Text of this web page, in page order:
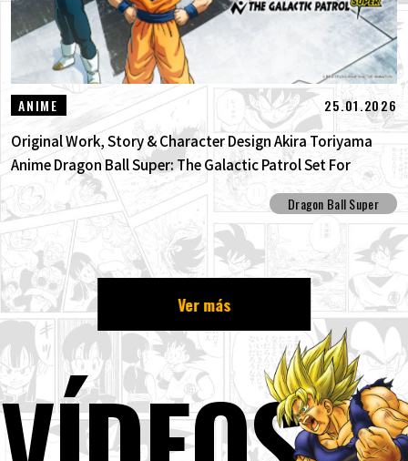
ANIME 25.01.2026
Original Work, Story & Character Design Akira Toriyama
Anime Dragon Ball Super: The Galactic Patrol Set For
Production!
Dragon Ball Super
Ver más